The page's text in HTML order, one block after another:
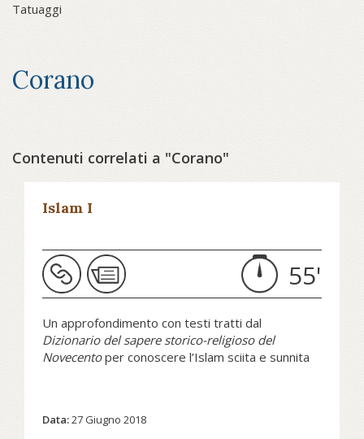
Tatuaggi
Corano
Contenuti correlati a "Corano"
Islam I
55'
Un approfondimento con testi tratti dal
Dizionario del sapere storico-religioso del
Novecentoper conoscere l’Islam sciita e sunnita
Data:27 Giugno 2018